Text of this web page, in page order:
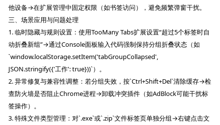
他设备→在扩展管理中固定权限（如书签访问），避免频繁弹窗干扰。
三、场景应用与问题处理
1. 临时隐藏与规则设置：使用TooMany Tabs扩展设置“超过5个标签时自
动折叠新组”→通过Console面板输入代码强制保持分组折叠状态（如
`window.localStorage.setItem('tabGroupCollapsed',
JSON.stringify({'工作': true}))`）。
2. 异常修复与兼容性调整：若分组失效，按`Ctrl+Shift+Del`清除缓存→检
查防火墙是否阻止Chrome进程→卸载冲突插件（如AdBlock可能干扰标
签操作）。
3. 特殊文件类型管理：对`.exe`或`.zip`文件标签页单独分组→右键点击文